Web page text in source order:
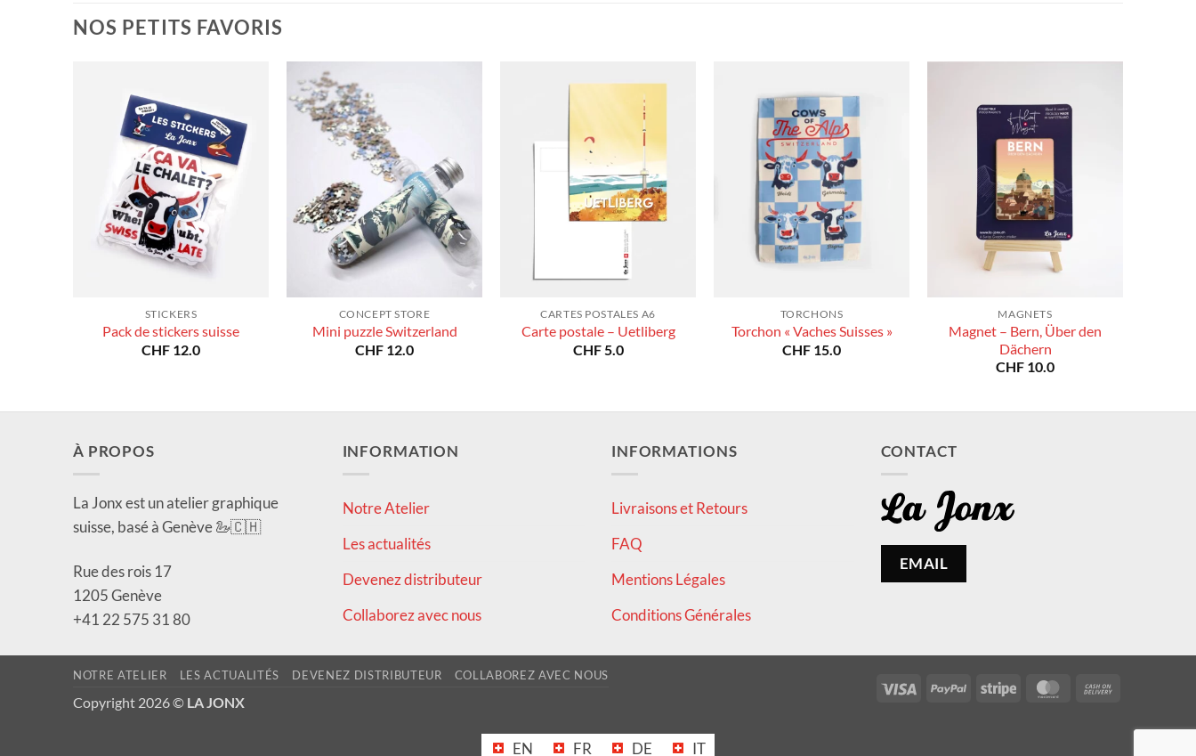
CHF 180.0NOS PETITS FAVORIS
STICKERS
Pack de stickers suisse
CHF 12.0
CONCEPT STORE
Mini puzzle Switzerland
CHF 12.0
CARTES POSTALES A6
Carte postale – Uetliberg
CHF5.0
TORCHONS
Torchon « Vaches Suisses »
CHF 15.0
MAGNETS
Magnet – Bern, Über den
Dächern
CHF 10.0
À PROPOS
La Jonx est un atelier graphique
suisse, basé à Genève 🦢🇨🇭
Rue des rois 17
1205 Genève
+41 22 575 31 80
INFORMATION
Notre Atelier
Les actualités
Devenez distributeur
Collaborez avec nous
INFORMATIONS
Livraisons et Retours
FAQ
Mentions Légales
Conditions Générales
CONTACT
EMAIL
Visa PayPal Stripe MasterCard
Delivery
NOTRE ATELIER LES ACTUALITÉS DEVENEZ DISTRIBUTEUR COLLABOREZ AVEC NOUS
Copyright 2026 © LA JONX
EN FR DE IT